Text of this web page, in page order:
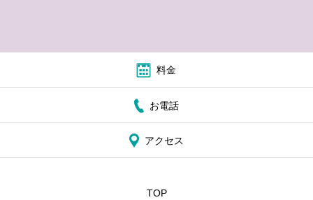
料金
お電話
アクセス
TOP